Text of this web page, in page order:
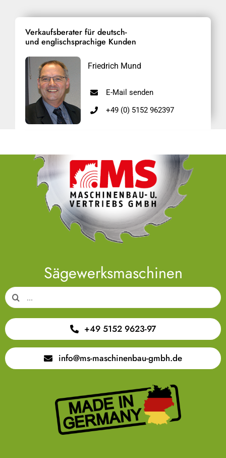
Verkaufsberater für deutsch-
und englischsprachige Kunden
Friedrich Mund
E-Mail senden
+49 (0) 5152 962397
Sägewerksmaschinen
Suche
nach:
+49 5152 9623-97
info@ms-maschinenbau-gmbh.de